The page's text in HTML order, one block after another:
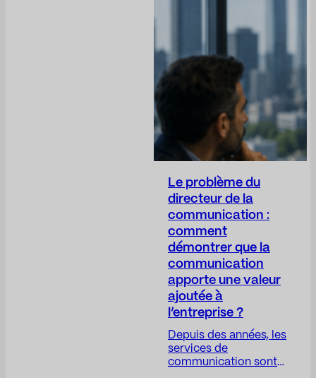
Le problème du
directeur de la
communication :
comment
démontrer que la
communication
apporte une valeur
ajoutée à
l’entreprise ?
Depuis des années, les
services de
communication sont